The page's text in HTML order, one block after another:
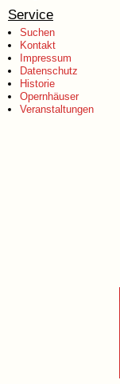
Service
Suchen
Kontakt
Impressum
Datenschutz
Historie
Opernhäuser
Veranstaltungen